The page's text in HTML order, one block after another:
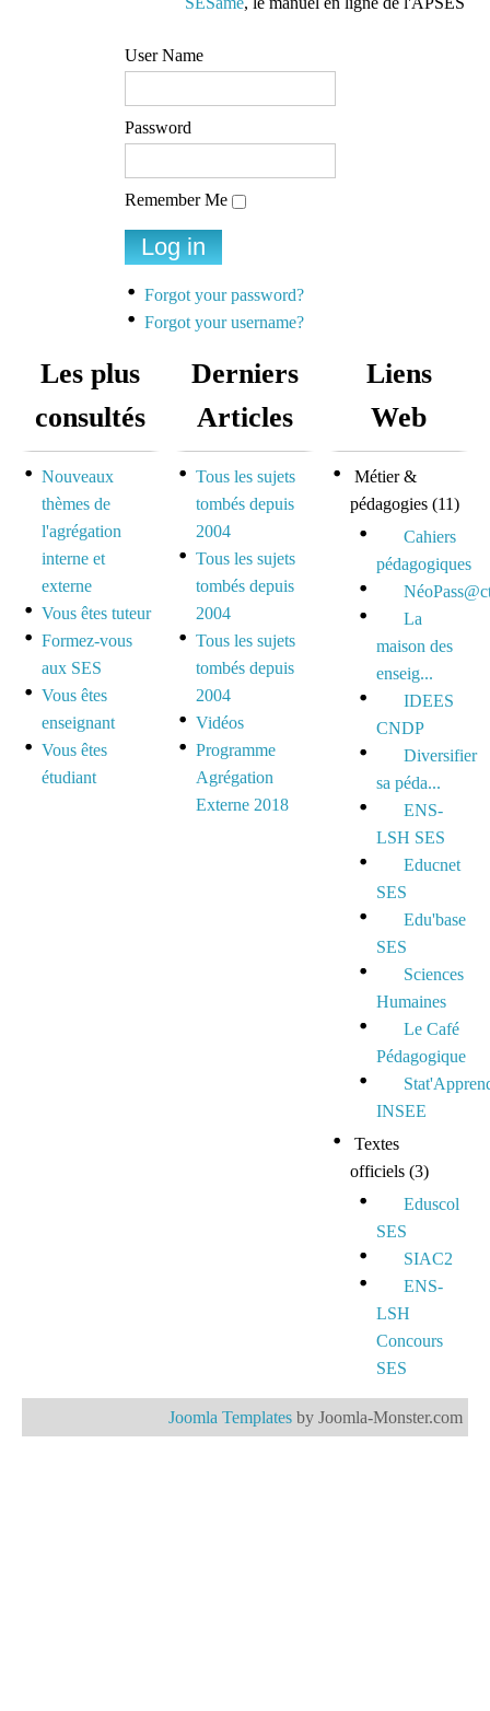
des conseils de lecture
diffusion
Une liste de diffusion
dédiée à la préparation
des concours pour
Espace dédié aux tuteurs
et formateurs
Espace réservé pour
mutualiser ses outils,
idées et questionnements
User Name
Password
Remember Me
Forgot your password?
Forgot your username?
Les plus
consultés
Nouveaux
thèmes de
l'agrégation
interne et
externe
Vous êtes tuteur
Formez-vous
aux SES
Vous êtes
enseignant
Vous êtes
étudiant
Derniers
Articles
Tous les sujets
tombés depuis
2004
Tous les sujets
tombés depuis
2004
Tous les sujets
tombés depuis
2004
Vidéos
Programme
Agrégation
Externe 2018
Liens
Web
Métier &
pédagogies (11)
Cahiers
pédagogiques
La
maison des
enseig...
IDEES
CNDP
Diversifier
sa péda...
ENS-
LSH SES
Educnet
SES
Edu'base
SES
Sciences
Humaines
Le Café
Pédagogique
INSEE
Textes
officiels (3)
Eduscol
SES
SIAC2
ENS-
LSH
Concours
SES
Joomla Templates by Joomla-Monster.com